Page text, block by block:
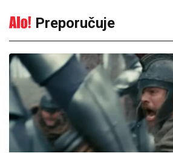
Preporučuje